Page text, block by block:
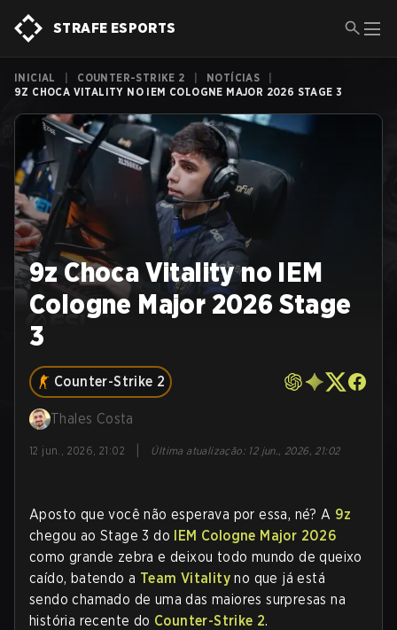
STRAFE ESPORTS
INICIAL COUNTER-STRIKE 2 NOTÍCIAS
9Z CHOCA VITALITY NO IEM COLOGNE MAJOR 2026 STAGE 3
9z Choca Vitality no IEM
Cologne Major 2026 Stage
3
Counter-Strike 2
Thales Costa
12 jun., 2026, 21:02 Última atualização: 12 jun., 2026, 21:02
Aposto que você não esperava por essa, né? A 9z
chegou ao Stage 3 do IEM Cologne Major 2026
como grande zebra e deixou todo mundo de queixo
caído, batendo a Team Vitality no que já está
sendo chamado de uma das maiores surpresas na
história recente do Counter-Strike 2.